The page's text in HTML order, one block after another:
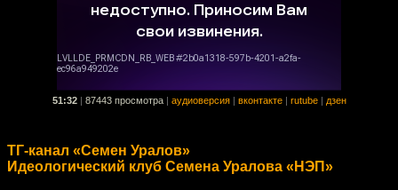
51:32 87443 просмотра аудиоверсия вконтакте rutube дзен
ТГ-канал «Семен Уралов»
Идеологический клуб Семена Уралова «НЭП»